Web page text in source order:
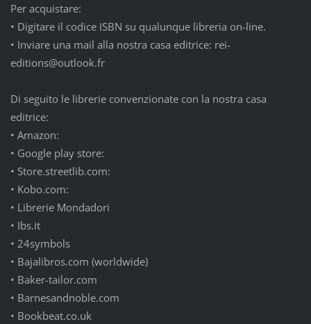
Per acquistare:
• Digitare il codice ISBN su qualunque libreria on-line.
• Inviare una mail alla nostra casa editrice: rei-
editions@outlook.fr
Di seguito le librerie convenzionate con la nostra casa
editrice:
• Amazon:
• Google play store:
• Store.streetlib.com:
• Kobo.com:
• Librerie Mondadori
• Ibs.it
• 24symbols
• Bajalibros.com (worldwide)
• Baker-tailor.com
• Barnesandnoble.com
• Bookbeat.co.uk